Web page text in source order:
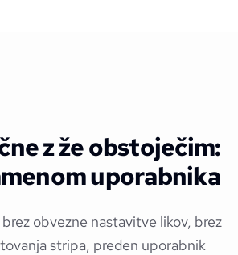
z že obstoječim:
uporabnika
obvezne nastavitve likov, brez
stripa, preden uporabnik